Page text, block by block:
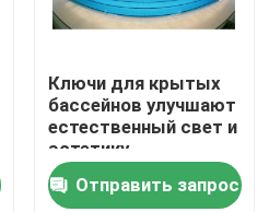
Ключи для крытых
бассейнов улучшают
естественный свет и
эстетику.
Отправить запрос